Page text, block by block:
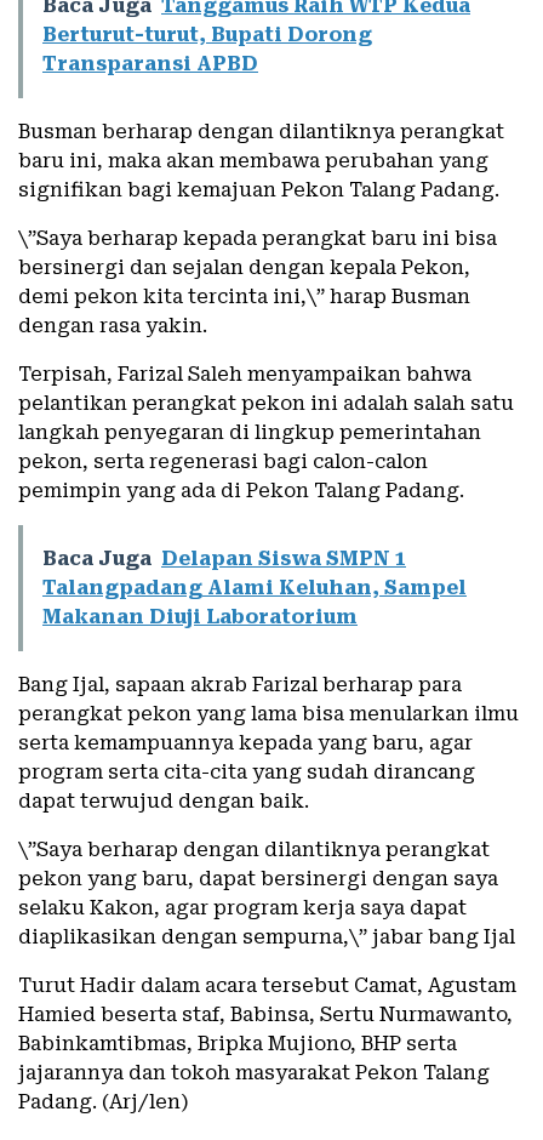
Baca Juga Tanggamus Raih WTP Kedua
Berturut-turut, Bupati Dorong
Transparansi APBD
Busman berharap dengan dilantiknya perangkat
baru ini, maka akan membawa perubahan yang
signifikan bagi kemajuan Pekon Talang Padang.
\”Saya berharap kepada perangkat baru ini bisa
bersinergi dan sejalan dengan kepala Pekon,
demi pekon kita tercinta ini,\” harap Busman
dengan rasa yakin.
Terpisah, Farizal Saleh menyampaikan bahwa
pelantikan perangkat pekon ini adalah salah satu
langkah penyegaran di lingkup pemerintahan
pekon, serta regenerasi bagi calon-calon
pemimpin yang ada di Pekon Talang Padang.
Baca Juga Delapan Siswa SMPN 1
Talangpadang Alami Keluhan, Sampel
Makanan Diuji Laboratorium
Bang Ijal, sapaan akrab Farizal berharap para
perangkat pekon yang lama bisa menularkan ilmu
serta kemampuannya kepada yang baru, agar
program serta cita-cita yang sudah dirancang
dapat terwujud dengan baik.
\”Saya berharap dengan dilantiknya perangkat
pekon yang baru, dapat bersinergi dengan saya
selaku Kakon, agar program kerja saya dapat
diaplikasikan dengan sempurna,\” jabar bang Ijal
Turut Hadir dalam acara tersebut Camat, Agustam
Hamied beserta staf, Babinsa, Sertu Nurmawanto,
Babinkamtibmas, Bripka Mujiono, BHP serta
jajarannya dan tokoh masyarakat Pekon Talang
Padang. (Arj/len)